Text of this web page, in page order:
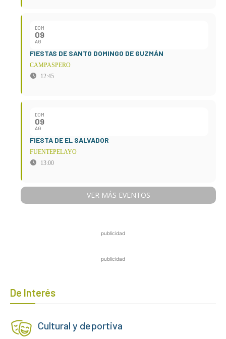
DOM
09
AG
FIESTAS DE SANTO DOMINGO DE GUZMÁN
CAMPASPERO
12:45
DOM
09
AG
FIESTA DE EL SALVADOR
FUENTEPELAYO
13:00
VER MÁS EVENTOS
publicidad
publicidad
De Interés
Cultural y deportiva